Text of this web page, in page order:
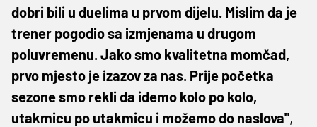
dobri bili u duelima u prvom dijelu. Mislim da je
trener pogodio sa izmjenama u drugom
poluvremenu. Jako smo kvalitetna momčad,
prvo mjesto je izazov za nas. Prije početka
sezone smo rekli da idemo kolo po kolo,
utakmicu po utakmicu i možemo do naslova",